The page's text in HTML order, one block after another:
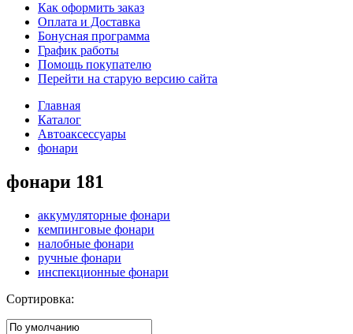
Как оформить заказ
Оплата и Доставка
Бонусная программа
График работы
Помощь покупателю
Перейти на старую версию сайта
Главная
Каталог
Автоаксессуары
фонари
фонари 181
аккумуляторные фонари
кемпинговые фонари
налобные фонари
ручные фонари
инспекционные фонари
Сортировка: